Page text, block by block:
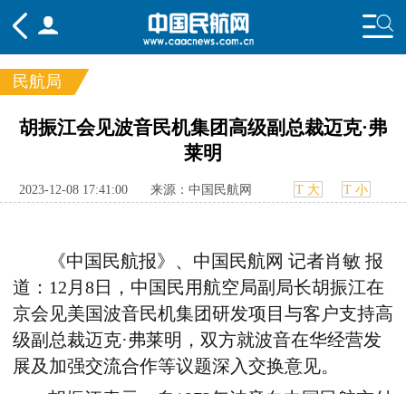
频道
国内
航图 智库 专题 舆情
民航局
胡振江会见波音民机集团高级副总裁迈克·弗
莱明
2023-12-08 17:41:00 来源：中国民航网 T 大 T 小
《中国民航报》、中国民航网记者肖敏 报
道： 12月8日，中国民用航空局副局长胡振江在
京会见美国波音民机集团研发项目与客户支持高
级副总裁迈克·弗莱明，双方就波音在华经营发
展及加强交流合作等议题深入交换意见。